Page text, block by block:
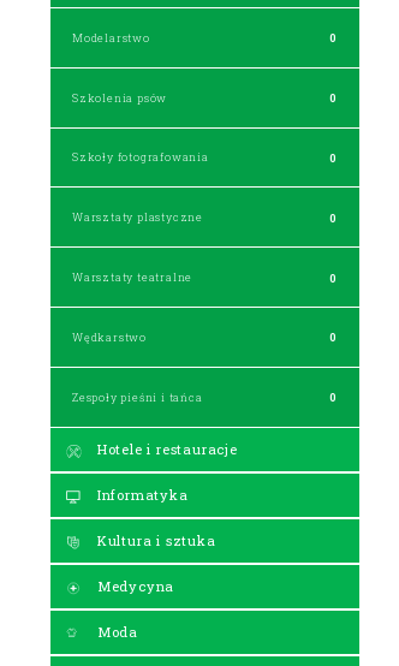
Modelarstwo 0
Szkolenia psów 0
Szkoły fotografowania 0
Warsztaty plastyczne 0
Warsztaty teatralne 0
Wędkarstwo 0
Zespoły pieśni i tańca 0
Hotele i restauracje
Informatyka
Kultura i sztuka
Medycyna
Moda